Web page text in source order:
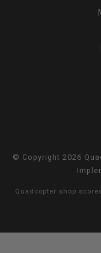
© Copyright 2026
Quadcopter shop